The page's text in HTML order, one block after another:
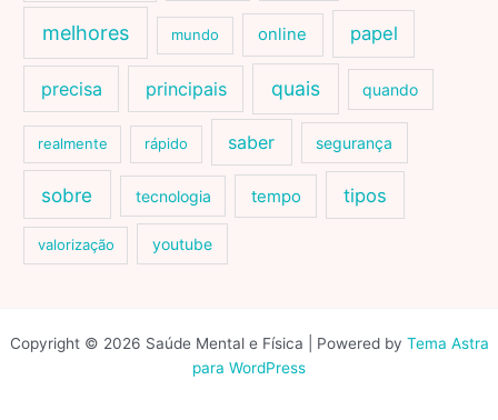
melhores mundo online papel
precisa principais quais quando
realmente rápido saber segurança
sobre tecnologia tempo tipos
valorização youtube
Copyright © 2026 Saúde Mental e Física | Powered by Tema Astra
para WordPress